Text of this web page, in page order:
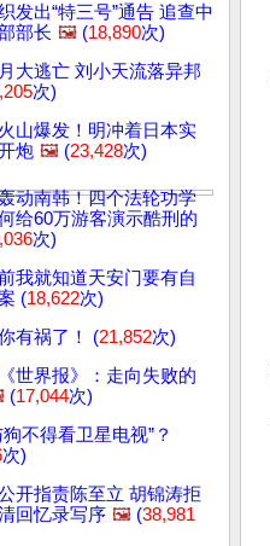
发出“特三号”通告 追查中
部长 🖼️ (18,890次)
大逃亡 刘小天流落异邦
次)
山爆发！明冲着日本实
炮 🖼️ (23,428次)
动南韩！四个法轮功学
给60万游客演示酷刑的
次)
我就知道天安门要有自
(18,622次)
有祸了！ (21,852次)
世界报》：走向失败的
(17,044次)
不得看卫星电视”？
次)
开指责陈至立 胡锦涛拒
回忆录写序 🖼️ (38,981